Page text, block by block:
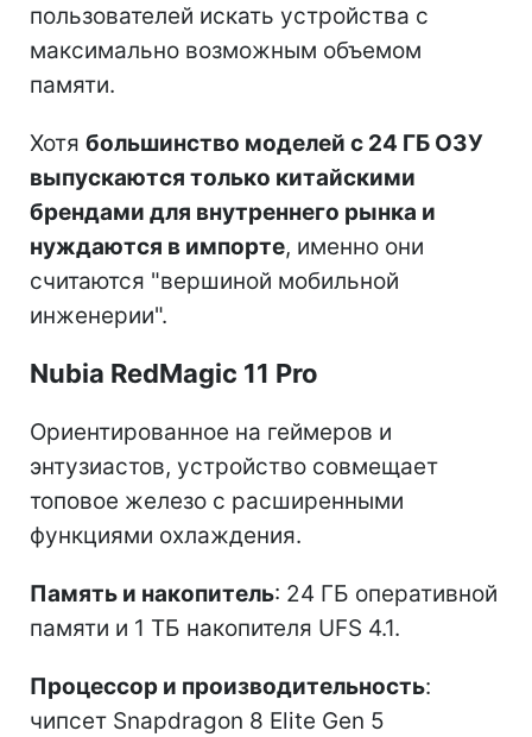
пользователей искать устройства с
максимально возможным объемом
памяти.
Хотя большинство моделей с 24 ГБ ОЗУ
выпускаются только китайскими
брендами для внутреннего рынка и
нуждаются в импорте, именно они
считаются "вершиной мобильной
инженерии".
Nubia RedMagic 11 Pro
Ориентированное на геймеров и
энтузиастов, устройство совмещает
топовое железо с расширенными
функциями охлаждения.
Память и накопитель: 24 ГБ оперативной
памяти и 1 ТБ накопителя UFS 4.1.
Процессор и производительность:
чипсет Snapdragon 8 Elite Gen 5